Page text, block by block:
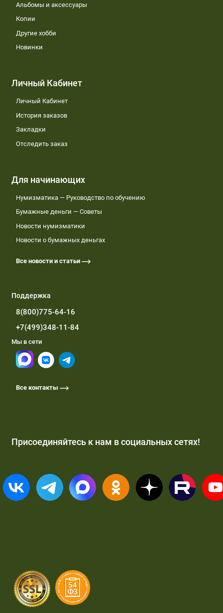
Альбомы и аксессуары
Копии
Другие хобби
Новинки
Личный Кабинет
Личный Кабинет
История заказов
Закладки
Отследить заказ
Для начинающих
Нумизматика — Руководство по обучению
Бумажные деньги — Советы
Новости нумизматики
Новости о бумажных деньгах
Все новости и статьи
Поддержка
8(800)775-64-16
+7(499)348-11-84
Мы в сети
Все контакты
Присоединяйтесь к нам в социальных сетях!